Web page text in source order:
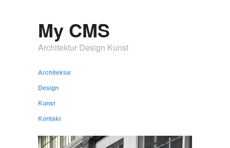
My CMS
Architektur Design Kunst
Architektur
Design
Kunst
Kontakt